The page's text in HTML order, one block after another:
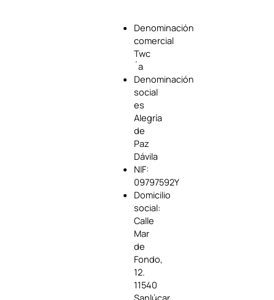
Denominación
comercial
Twc
´a
Denominación
social
es
Alegría
de
Paz
Dávila
NIF:
09797592Y
Domicilio
social:
Calle
Mar
de
Fondo,
12.
11540
Sanlúcar